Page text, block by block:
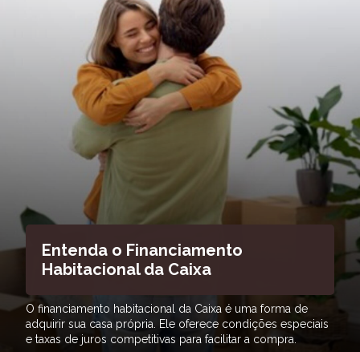
Entenda o Financiamento
Habitacional da Caixa
O financiamento habitacional da Caixa é uma forma de
adquirir sua casa própria. Ele oferece condições especiais
e taxas de juros competitivas para facilitar a compra.